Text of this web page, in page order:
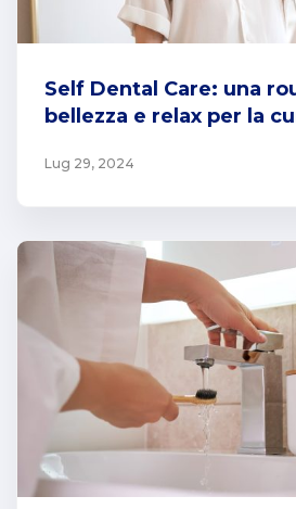
Self Dental Care: una
bellezza e relax per la
Lug 29, 2024